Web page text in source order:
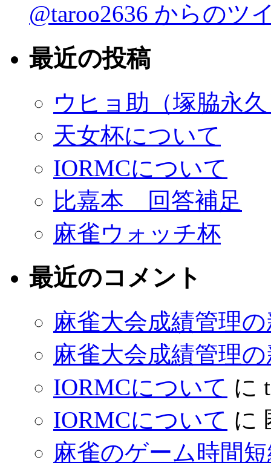
@taroo2636 からのツ
最近の投稿
ウヒョ助（塚脇永
天女杯について
IORMCについて
比嘉本 回答補足
麻雀ウォッチ杯
最近のコメント
麻雀大会成績管理
麻雀大会成績管理
IORMCについて に
IORMCについて に
麻雀のゲーム時間